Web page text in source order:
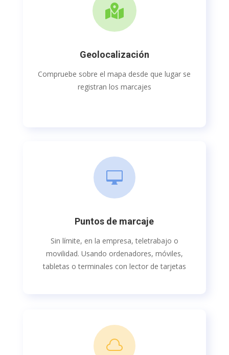

Geolocalización
Compruebe sobre el mapa desde que lugar se
registran los marcajes

Puntos de marcaje
Sin límite, en la empresa, teletrabajo o
movilidad. Usando ordenadores, móviles,
tabletas o terminales con lector de tarjetas
